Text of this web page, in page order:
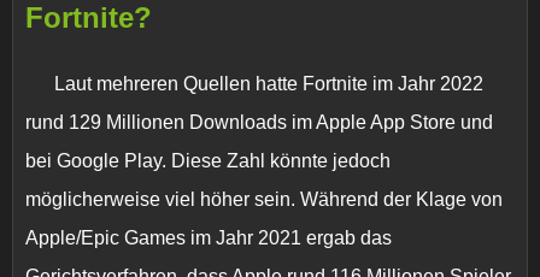
Fortnite?
Laut mehreren Quellen hatte Fortnite im Jahr 2022
rund 129 Millionen Downloads im Apple App Store und
bei Google Play. Diese Zahl könnte jedoch
möglicherweise viel höher sein. Während der Klage von
Apple/Epic Games im Jahr 2021 ergab das